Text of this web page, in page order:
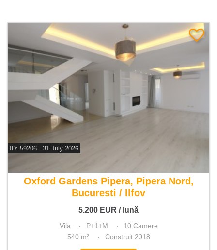
ID: 59206 - 31 July 2026
Oxford Gardens Pipera, Pipera Nord,
Bucuresti / Ilfov
5.200 EUR / lună
Vila P+1+M
10 Camere
540 m²
Construit 2018